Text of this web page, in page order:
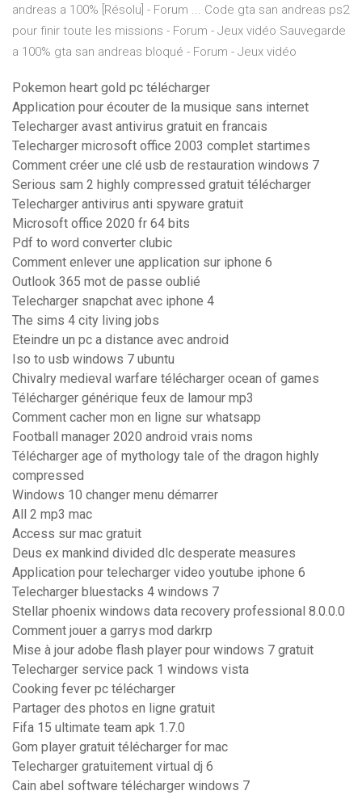
andreas a 100% [Résolu] - Forum ... Code gta san andreas ps2
pour finir toute les missions - Forum - Jeux vidéo Sauvegarde
a 100% gta san andreas bloqué - Forum - Jeux vidéo
Pokemon heart gold pc télécharger
Application pour écouter de la musique sans internet
Telecharger avast antivirus gratuit en francais
Telecharger microsoft office 2003 complet startimes
Comment créer une clé usb de restauration windows 7
Serious sam 2 highly compressed gratuit télécharger
Telecharger antivirus anti spyware gratuit
Microsoft office 2020 fr 64 bits
Pdf to word converter clubic
Comment enlever une application sur iphone 6
Outlook 365 mot de passe oublié
Telecharger snapchat avec iphone 4
The sims 4 city living jobs
Eteindre un pc a distance avec android
Iso to usb windows 7 ubuntu
Chivalry medieval warfare télécharger ocean of games
Télécharger générique feux de lamour mp3
Comment cacher mon en ligne sur whatsapp
Football manager 2020 android vrais noms
Télécharger age of mythology tale of the dragon highly
compressed
Windows 10 changer menu démarrer
All 2 mp3 mac
Access sur mac gratuit
Deus ex mankind divided dlc desperate measures
Application pour telecharger video youtube iphone 6
Telecharger bluestacks 4 windows 7
Stellar phoenix windows data recovery professional 8.0.0.0
Comment jouer a garrys mod darkrp
Mise à jour adobe flash player pour windows 7 gratuit
Telecharger service pack 1 windows vista
Cooking fever pc télécharger
Partager des photos en ligne gratuit
Fifa 15 ultimate team apk 1.7.0
Gom player gratuit télécharger for mac
Telecharger gratuitement virtual dj 6
Cain abel software télécharger windows 7